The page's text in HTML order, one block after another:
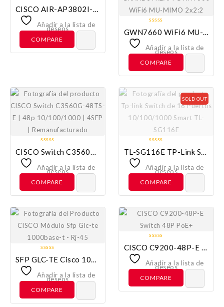
CISCO AIR-AP3802I-B-K9
0
out
of
5
Añadir a la lista de
deseos
COMPARE
GWN7660 WiFi6 MU-MIMO 2×2:2 GRANDSTREAM
0
of
5
Añadir a la lista de
deseos
COMPARE
CISCO Switch C3560G-48TS-E | 48p 10/100/1000 | 4SFP | Remanufacturado
0
of
5
Añadir a la lista de
deseos
COMPARE
SOLD OUT
TL-SG116E TP-Link Switch De 16 Puertos 10/100/1000 Smart
0
of
5
Añadir a la lista de
deseos
COMPARE
SFP GLC-TE Cisco 1000BASE-T Rj-45
0
of
5
Añadir a la lista de
deseos
COMPARE
CISCO C9200-48P-E Switch 48P PoE+
0
of
5
Añadir a la lista de
deseos
COMPARE